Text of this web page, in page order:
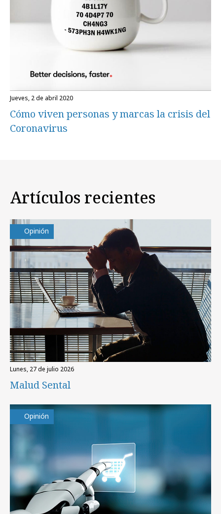
jueves, 2 de abril 2020
Cómo viven personas y marcas la crisis del
Coronavirus
Artículos recientes
Opinión
lunes, 27 de julio 2026
Malud Sental
Opinión